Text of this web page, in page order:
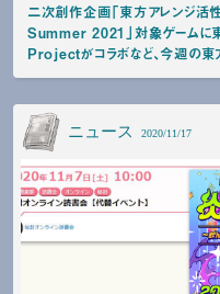
二次創作企画「東方アレンジ
Summer 2021」対象ゲームに
Projectがコラボなど、今週の東
ニュース 2020/11/17